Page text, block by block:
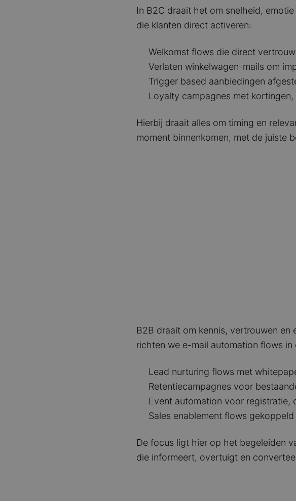
In B2C draait het om snelheid,
die klanten direct activeren:
Welkomst flows die direct
Verlaten winkelwagen-mails om
Trigger based aanbiedingen
Loyalty campagnes met
Hierbij draait alles om timing en
moment binnenkomen, met de juiste
B2B draait om kennis, vertrouwen en
richten we e-mail automation flows
Lead nurturing flows met
Retentiecampagnes voor
Event automation voor registratie,
Sales enablement flows
De focus ligt hier op het begeleiden
die informeert, overtuigt en